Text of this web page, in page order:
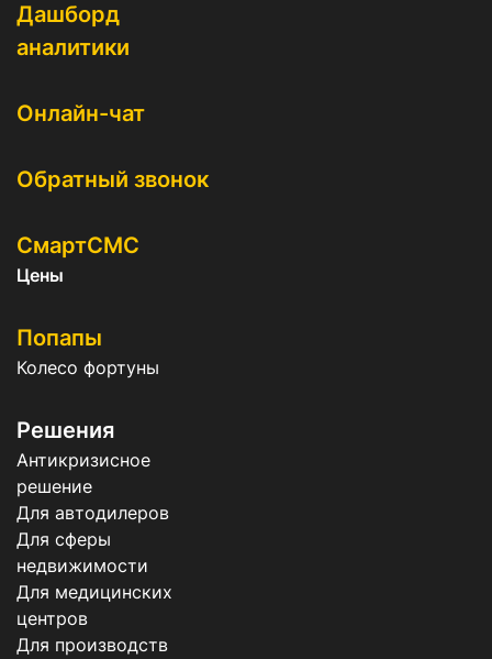
Дашборд
аналитики
Онлайн-чат
Обратный звонок
СмартСМС
Цены
Попапы
Колесо фортуны
Решения
Антикризисное
решение
Для автодилеров
Для сферы
недвижимости
Для медицинских
центров
Для производств